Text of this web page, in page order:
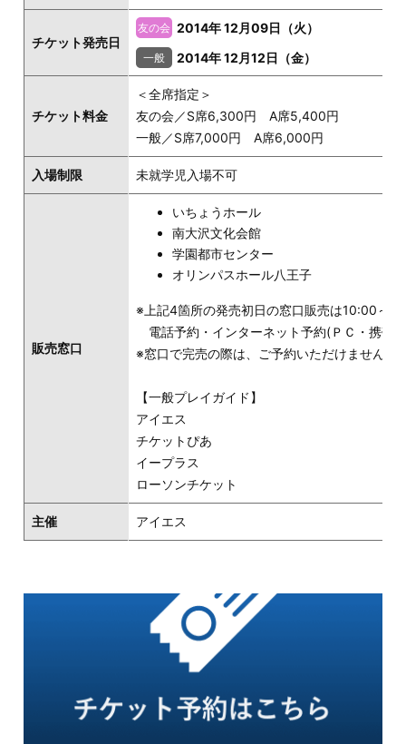
チケット発売日
2014年 12月09日（火）
2014年 12月12日（金）
チケット料金
＜全席指定＞
友の会／S席6,300円 A席5,400円
一般／S席7,000円 A席6,000円
入場制限 未就学児入場不可
販売窓口
いちょうホール
南大沢文化会館
学園都市センター
オリンパスホール八王子
※上記4箇所の発売初日の窓口販売は10:00～
電話予約・インターネット予約(ＰＣ・携帯)
※窓口で完売の際は、ご予約いただけません。
【一般プレイガイド】
アイエス
チケットぴあ
イープラス
ローソンチケット
主催 アイエス